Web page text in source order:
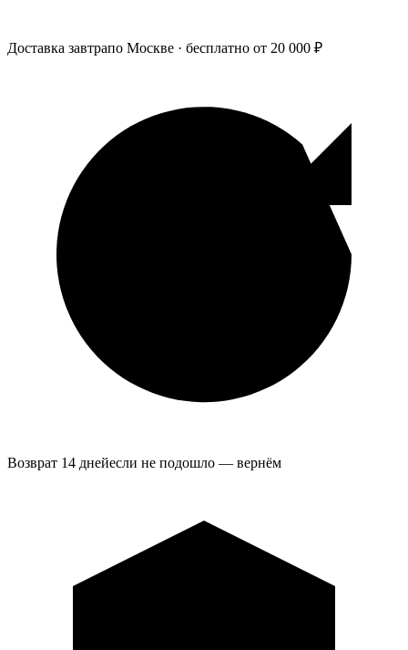
Доставка завтрапо Москве · бесплатно от 20 000 ₽
Возврат 14 днейесли не подошло — вернём